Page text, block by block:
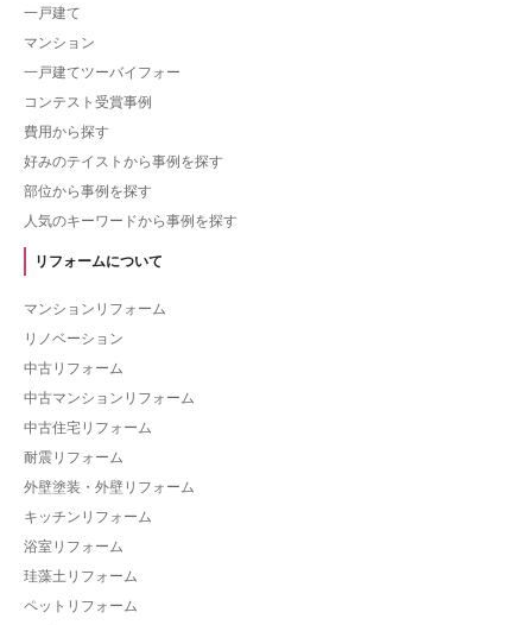
一戸建て
マンション
一戸建てツーバイフォー
コンテスト受賞事例
費用から探す
好みのテイストから事例を探す
部位から事例を探す
人気のキーワードから事例を探す
リフォームについて
マンションリフォーム
リノベーション
中古リフォーム
中古マンションリフォーム
中古住宅リフォーム
耐震リフォーム
外壁塗装・外壁リフォーム
キッチンリフォーム
浴室リフォーム
珪藻土リフォーム
ペットリフォーム